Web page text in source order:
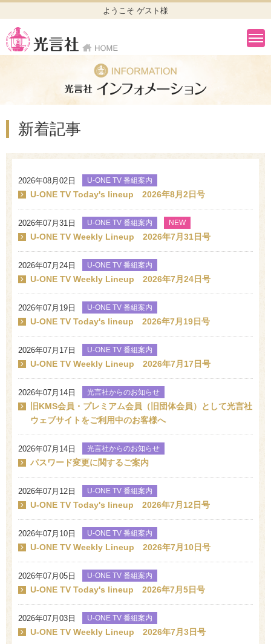
ようこそ ゲスト様
新着記事
2026年08月02日 U-ONE TV 番組案内
U-ONE TV Today's lineup 2026年8月2日号
2026年07月31日 U-ONE TV 番組案内 NEW
U-ONE TV Weekly Lineup 2026年7月31日号
2026年07月24日 U-ONE TV 番組案内
U-ONE TV Weekly Lineup 2026年7月24日号
2026年07月19日 U-ONE TV 番組案内
U-ONE TV Today's lineup 2026年7月19日号
2026年07月17日 U-ONE TV 番組案内
U-ONE TV Weekly Lineup 2026年7月17日号
2026年07月14日 光言社からのお知らせ
旧KMS会員・プレミアム会員（旧団体会員）として光言社
ウェブサイトをご利用中のお客様へ
2026年07月14日 光言社からのお知らせ
パスワード変更に関するご案内
2026年07月12日 U-ONE TV 番組案内
U-ONE TV Today's lineup 2026年7月12日号
2026年07月10日 U-ONE TV 番組案内
U-ONE TV Weekly Lineup 2026年7月10日号
2026年07月05日 U-ONE TV 番組案内
U-ONE TV Today's lineup 2026年7月5日号
2026年07月03日 U-ONE TV 番組案内
U-ONE TV Weekly Lineup 2026年7月3日号